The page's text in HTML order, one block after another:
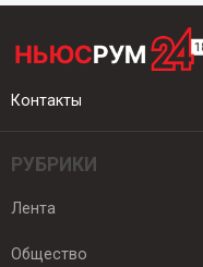
Контакты
РУБРИКИ
Лента
Общество